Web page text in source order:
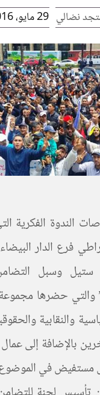
نضالي 29 مايو، 2016
الندوة الفكرية
فرع الدار
وسبل
والتي حضرها مجموعة
والنقابية
بالإضافة إلى
مستفيض في الموضوع